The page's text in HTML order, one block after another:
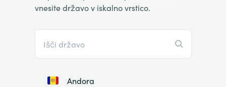
vnesite državo v iskalno vrstico.
Andora